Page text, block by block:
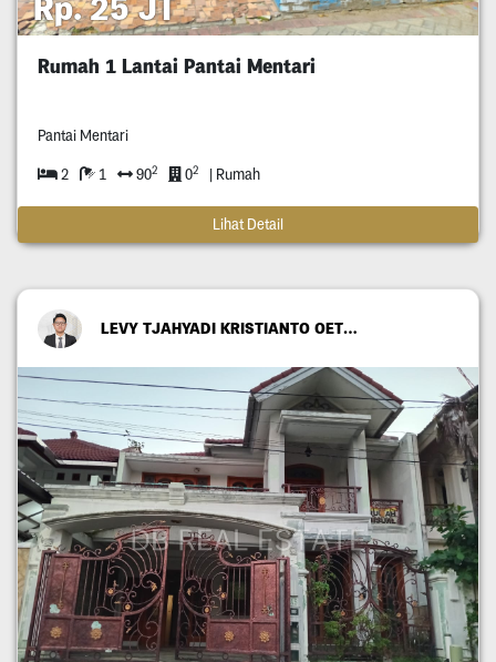
Rumah 1 Lantai Pantai Mentari
Pantai Mentari
2 1 902 02 | Rumah
Lihat Detail
LEVY TJAHYADI KRISTIANTO OETOMO